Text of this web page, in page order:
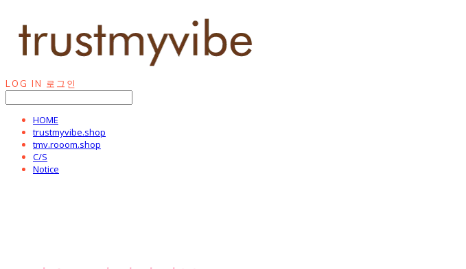
LOG IN 로그인
HOME
trustmyvibe.shop
tmv.rooom.shop
C/S
Notice